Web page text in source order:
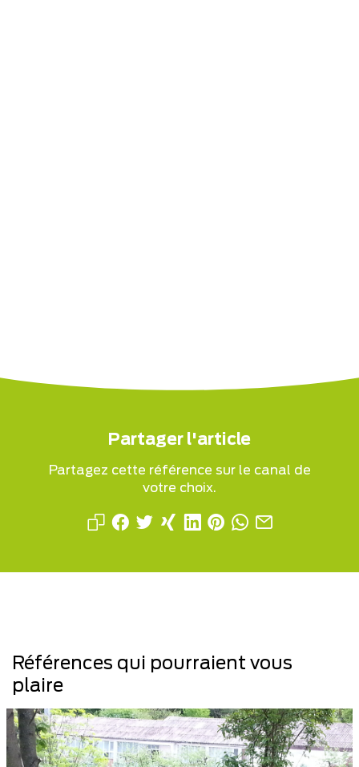
Partager l'article
Partagez cette référence sur le canal de
votre choix.
Références qui pourraient vous
plaire